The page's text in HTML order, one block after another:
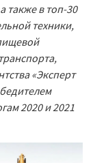
также в топ-30
техники,
«Эксперт
2020 и 2021